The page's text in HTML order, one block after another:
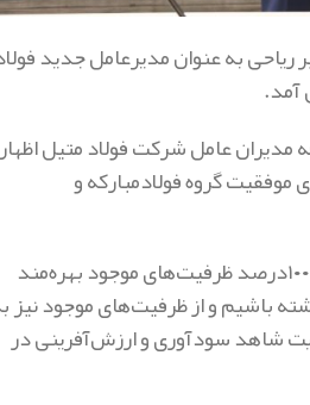
تاجمیر ریاحی به عنوان مدیرعامل جدید
آمد.
مدیران عامل شرکت فولاد متیل اظهار
گروه فولادمبارکه و
وی تصریح کرد: پیشینیان ما ظرفیت‌های خوبی در اختیارمان قرار دادند و ما امروز وظیفه داریم از ۱۰۰درصد ظرفیت‌های موجود بهره‌مند
باشیم و از ظرفیت‌های موجود نیز
شاهد سودآوری و ارزش‌آفرینی در